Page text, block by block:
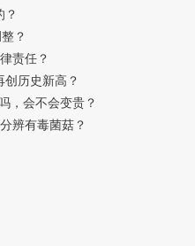
？
责任？
历史新高？
，会不会变贵？
辨有毒菌菇？